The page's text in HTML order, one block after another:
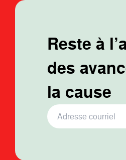
Reste à
des
la cause
Adresse Courriel